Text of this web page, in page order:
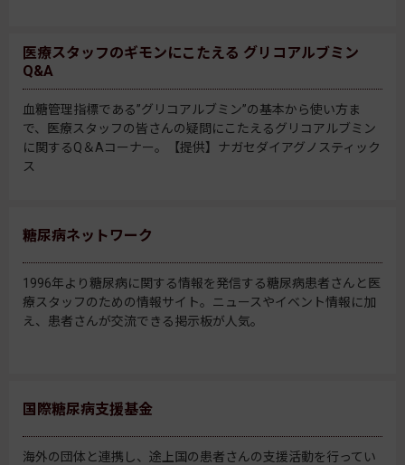
医療スタッフのギモンにこたえる グリコアルブミン
Q&A
血糖管理指標である”グリコアルブミン”の基本から使い方ま
で、医療スタッフの皆さんの疑問にこたえるグリコアルブミン
に関するQ＆Aコーナー。【提供】ナガセダイアグノスティック
ス
糖尿病ネットワーク
1996年より糖尿病に関する情報を発信する糖尿病患者さんと医
療スタッフのための情報サイト。ニュースやイベント情報に加
え、患者さんが交流できる掲示板が人気。
国際糖尿病支援基金
海外の団体と連携し、途上国の患者さんの支援活動を行ってい